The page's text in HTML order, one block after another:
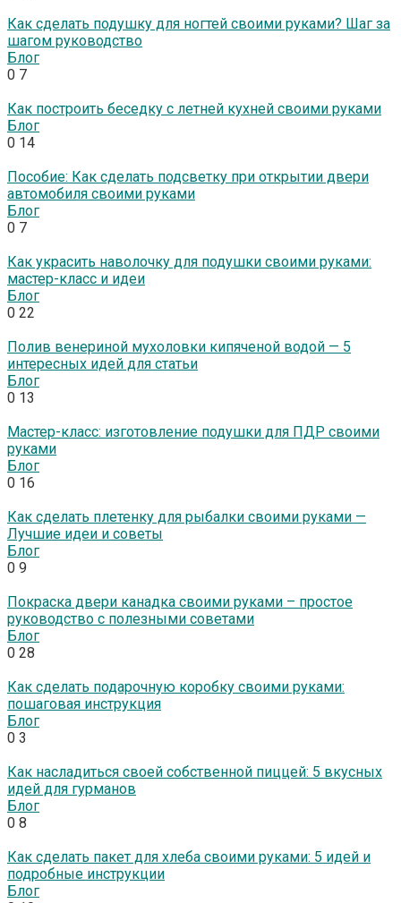
Как сделать подушку для ногтей своими руками? Шаг за
шагом руководство
Блог
0 7
Как построить беседку с летней кухней своими руками
Блог
0 14
Пособие: Как сделать подсветку при открытии двери
автомобиля своими руками
Блог
0 7
Как украсить наволочку для подушки своими руками:
мастер-класс и идеи
Блог
0 22
Полив венериной мухоловки кипяченой водой — 5
интересных идей для статьи
Блог
0 13
Мастер-класс: изготовление подушки для ПДР своими
руками
Блог
0 16
Как сделать плетенку для рыбалки своими руками —
Лучшие идеи и советы
Блог
0 9
Покраска двери канадка своими руками – простое
руководство с полезными советами
Блог
0 28
Как сделать подарочную коробку своими руками:
пошаговая инструкция
Блог
0 3
Как насладиться своей собственной пиццей: 5 вкусных
идей для гурманов
Блог
0 8
Как сделать пакет для хлеба своими руками: 5 идей и
подробные инструкции
Блог